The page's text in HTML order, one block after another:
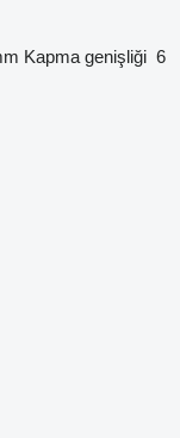
Kapma genişliği 6